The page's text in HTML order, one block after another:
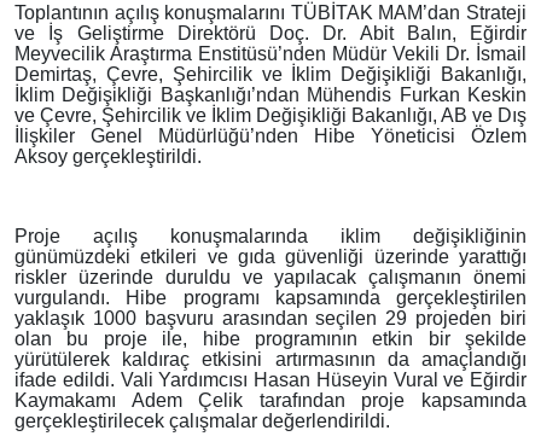
Toplantının açılış konuşmalarını TÜBİTAK MAM’dan Strateji
ve İş Geliştirme Direktörü Doç. Dr. Abit Balın, Eğirdir
Meyvecilik Araştırma Enstitüsü’nden Müdür Vekili Dr. İsmail
Demirtaş, Çevre, Şehircilik ve İklim Değişikliği Bakanlığı,
İklim Değişikliği Başkanlığı’ndan Mühendis Furkan Keskin
ve Çevre, Şehircilik ve İklim Değişikliği Bakanlığı, AB ve Dış
İlişkiler Genel Müdürlüğü’nden Hibe Yöneticisi Özlem
Aksoy gerçekleştirildi.
Proje açılış konuşmalarında iklim değişikliğinin
günümüzdeki etkileri ve gıda güvenliği üzerinde yarattığı
riskler üzerinde duruldu ve yapılacak çalışmanın önemi
vurgulandı. Hibe programı kapsamında gerçekleştirilen
yaklaşık 1000 başvuru arasından seçilen 29 projeden biri
olan bu proje ile, hibe programının etkin bir şekilde
yürütülerek kaldıraç etkisini artırmasının da amaçlandığı
ifade edildi. Vali Yardımcısı Hasan Hüseyin Vural ve Eğirdir
Kaymakamı Adem Çelik tarafından proje kapsamında
gerçekleştirilecek çalışmalar değerlendirildi.